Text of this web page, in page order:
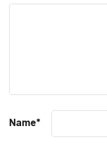
Name*